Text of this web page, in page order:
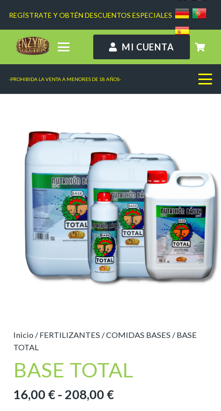
REGÍSTRATE Y OBTÉN DESCUENTOS ESPECIALES
MI CUENTA
-PROHIBIDA LA VENTA A MENORES DE 18 AÑOS-
Inicio / FERTILIZANTES /COMIDAS BASES / BASE
TOTAL
BASE TOTAL
16,00 € - 208,00 €Rango